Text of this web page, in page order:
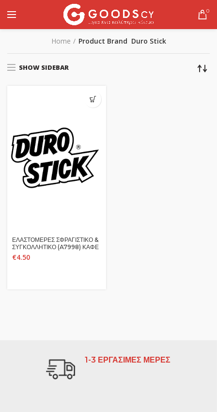
0
Home Product Brand Duro Stick
SHOW SIDEBAR
ΕΛΑΣΤΟΜΕΡΕΣ ΣΦΡΑΓΙΣΤΙΚΟ &
ΣΥΓΚΟΛΛΗΤΙΚΟ (A7998) ΚΑΦΕ
€4.50
1-3 ΕΡΓΑΣΙΜΕΣ ΜΕΡΕΣ